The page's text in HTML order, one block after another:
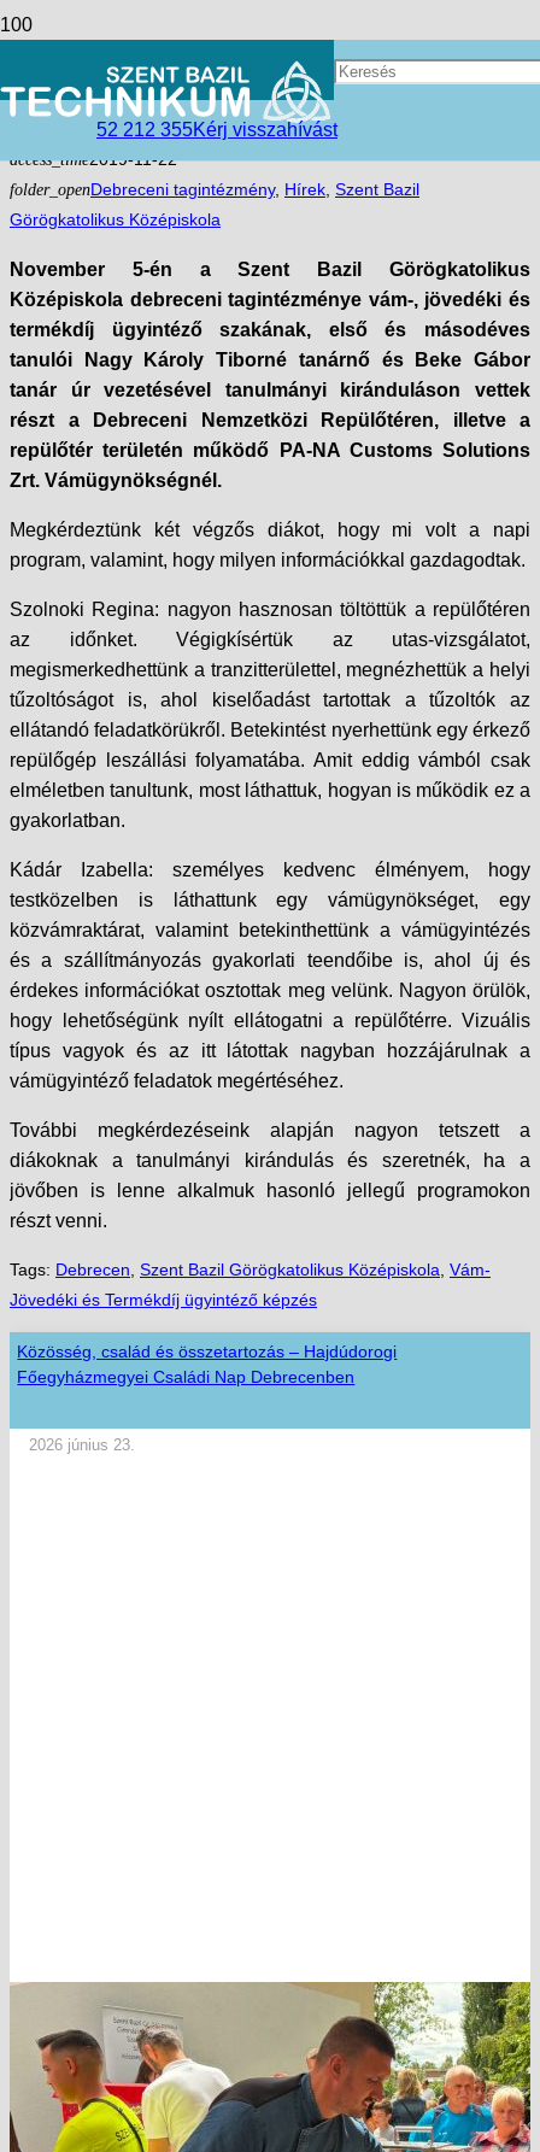
52 212 355Kérj visszahívást
Látogatás a debreceni
repülőtéren
access_time2019-11-22
folder_openDebreceni tagintézmény, Hírek Szent Bazil
Görögkatolikus Középiskola
November 5-én a Szent Bazil Görögkatolikus
Középiskola debreceni tagintézménye vám-, jövedéki és
termékdíj ügyintéző szakának, első és másodéves
tanulói Nagy Károly Tiborné tanárnő és Beke Gábor
tanár úr vezetésével tanulmányi kiránduláson vettek
részt a Debreceni Nemzetközi Repülőtéren, illetve a
repülőtér területén működő PA-NA Customs Solutions
Zrt. Vámügynökségnél.
Megkérdeztünk két végzős diákot, hogy mi volt a napi
program, valamint, hogy milyen információkkal gazdagodtak.
Szolnoki Regina: nagyon hasznosan töltöttük a repülőtéren
az időnket. Végigkísértük az utas-vizsgálatot,
megismerkedhettünk a tranzitterülettel, megnézhettük a helyi
tűzoltóságot is, ahol kiselőadást tartottak a tűzoltók az
ellátandó feladatkörükről. Betekintést nyerhettünk egy érkező
repülőgép leszállási folyamatába. Amit eddig vámból csak
elméletben tanultunk, most láthattuk, hogyan is működik ez a
gyakorlatban.
Kádár Izabella: személyes kedvenc élményem, hogy
testközelben is láthattunk egy vámügynökséget, egy
közvámraktárat, valamint betekinthettünk a vámügyintézés
és a szállítmányozás gyakorlati teendőibe is, ahol új és
érdekes információkat osztottak meg velünk. Nagyon örülök,
hogy lehetőségünk nyílt ellátogatni a repülőtérre. Vizuális
típus vagyok és az itt látottak nagyban hozzájárulnak a
vámügyintéző feladatok megértéséhez.
További megkérdezéseink alapján nagyon tetszett a
diákoknak a tanulmányi kirándulás és szeretnék, ha a
jövőben is lenne alkalmuk hasonló jellegű programokon
részt venni.
Tags: Debrecen Szent Bazil Görögkatolikus Középiskola Vám-
Jövedéki és Termékdíj ügyintéző képzés
Közösség, család és összetartozás – Hajdúdorogi
Főegyházmegyei Családi Nap Debrecenben
2026 június 23.